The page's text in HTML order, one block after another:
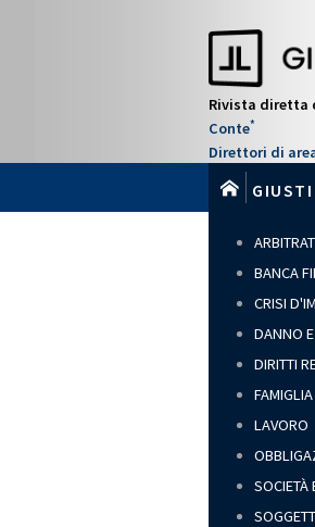
Rivista diretta
Conte*
Direttori di
BANCA
CRISI
DANNO
DIRITTI
LAVORO
SOCIETÀ